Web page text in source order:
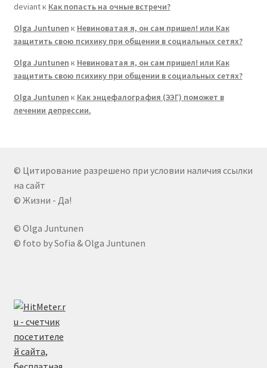
deviantк Как попасть на очные встречи?
Olga Juntunen к Невиноватая я, он сам пришел! или Как
защитить свою психику при общении в социальных сетях?
Olga Juntunen к Невиноватая я, он сам пришел! или Как
защитить свою психику при общении в социальных сетях?
Olga Juntunen к Как энцефалография (ЭЭГ) поможет в
лечении депрессии.
© Цитирование разрешено при условии наличия ссылки
на сайт
© Жизни - Да!
© Olga Juntunen
© foto by Sofia & Olga Juntunen